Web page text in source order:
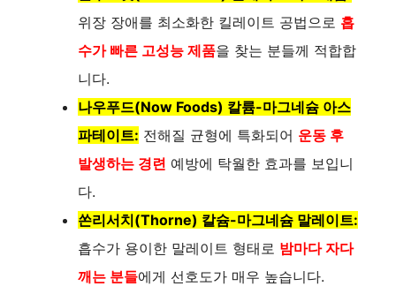
e
o
위장 장애를 최소화한 킬레이트 공법으로 흡
수가 빠른 고성능 제품을 찾는 분들께 적합합
니다.
나우푸드(Now Foods) 칼륨-마그네슘 아스
파테이트: 전해질 균형에 특화되어 운동 후
발생하는 경련 예방에 탁월한 효과를 보입니
다.
쏜리서치(Thorne) 칼슘-마그네슘 말레이트:
흡수가 용이한 말레이트 형태로 밤마다 자다
깨는 분들에게 선호도가 매우 높습니다.